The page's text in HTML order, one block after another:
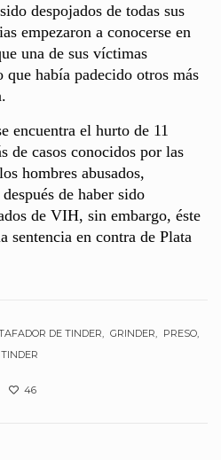
despojados de todas sus
empezaron a conocerse en
una de sus víctimas
había padecido otros más
encuentra el hurto de 11
de casos conocidos por las
hombres abusados,
de haber sido
de VIH, sin embargo, éste
sentencia en contra de Plata
DE TINDER GRINDER
PRESO
TINDER
46